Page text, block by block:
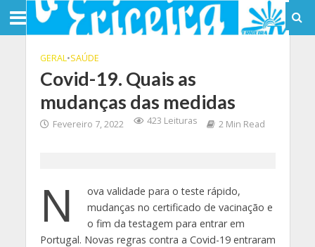
GERAL•SAÚDE
Covid-19. Quais as
mudanças das medidas
Fevereiro 7, 2022 423 Leituras 2 Min Read
N
ova validade para o teste rápido,
mudanças no certificado de vacinação e
o fim da testagem para entrar em
Portugal. Novas regras contra a Covid-19 entraram